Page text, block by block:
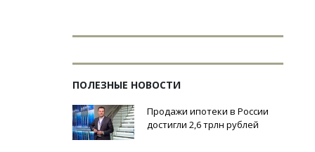
ПОЛЕЗНЫЕ НОВОСТИ
Продажи ипотеки в России
достигли 2,6 трлн рублей